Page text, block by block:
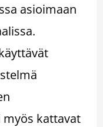
asioimaan
kattavat